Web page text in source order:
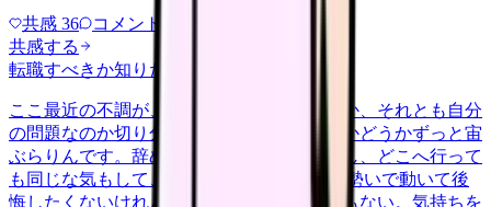
共感 36 コメント
共感する
転職すべきか知りたい
ここ最近の不調が、職場の環境のせいなのか、それとも自分
の問題なのか切り分けられず、転職すべきかどうかずっと宙
ぶらりんです。辞めれば楽になる気もするし、どこへ行って
も同じな気もして、決め手がありません。 勢いで動いて後
悔したくないけれど、このまま留まる根拠もない。気持ちを